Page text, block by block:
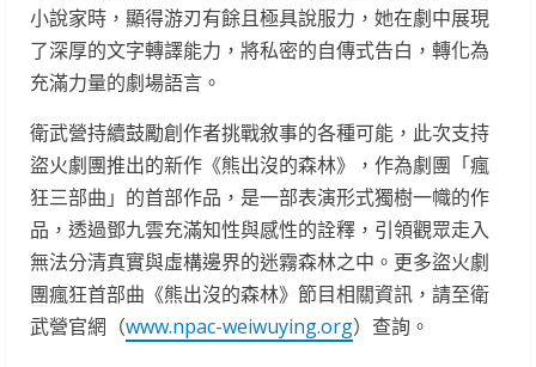
小說家時，顯得游刃有餘且極具說服力，她在劇中展現
了深厚的文字轉譯能力，將私密的自傳式告白，轉化為
充滿力量的劇場語言。
衛武營持續鼓勵創作者挑戰敘事的各種可能，此次支持
盜火劇團推出的新作《熊出沒的森林》，作為劇團「瘋
狂三部曲」的首部作品，是一部表演形式獨樹一幟的作
品，透過鄧九雲充滿知性與感性的詮釋，引領觀眾走入
無法分清真實與虛構邊界的迷霧森林之中。更多盜火劇
團瘋狂首部曲《熊出沒的森林》節目相關資訊，請至衛
武營官網（www.npac-weiwuying.org）查詢。